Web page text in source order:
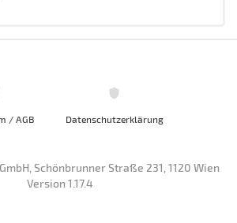
/ AGB Datenschutzerklärung
Schönbrunner Straße 231, 1120 Wien
Version 1.17.4